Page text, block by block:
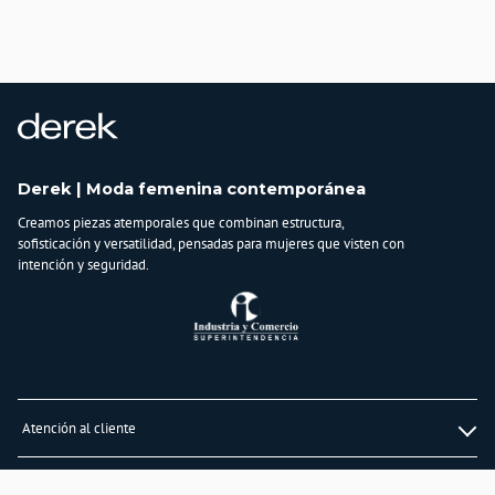
Derek | Moda femenina contemporánea
Creamos piezas atemporales que combinan estructura,
sofisticación y versatilidad, pensadas para mujeres que visten con
intención y seguridad.
Atención al cliente